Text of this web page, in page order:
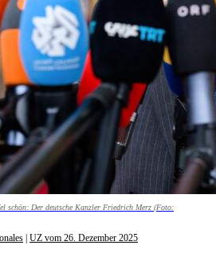
schön: Der deutsche Kanzler Friedrich Merz (Foto:
UZ vom 26. Dezember 2025